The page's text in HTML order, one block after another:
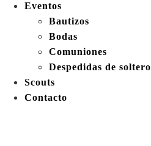
Eventos
Bautizos
Bodas
Comuniones
Despedidas de soltero
Scouts
Contacto